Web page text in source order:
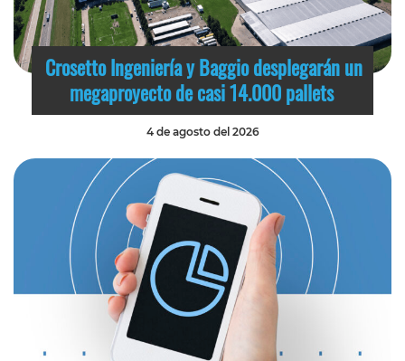
Crosetto Ingeniería y Baggio desplegarán un
megaproyecto de casi 14.000 pallets
4 de agosto del 2026